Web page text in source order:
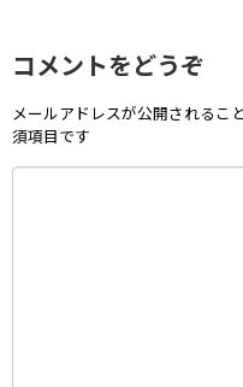
コメントをどうぞ
メールアドレスが公開されるこ
須項目です